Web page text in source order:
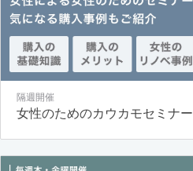
隔週開催
女性のためのカウカモセミナー